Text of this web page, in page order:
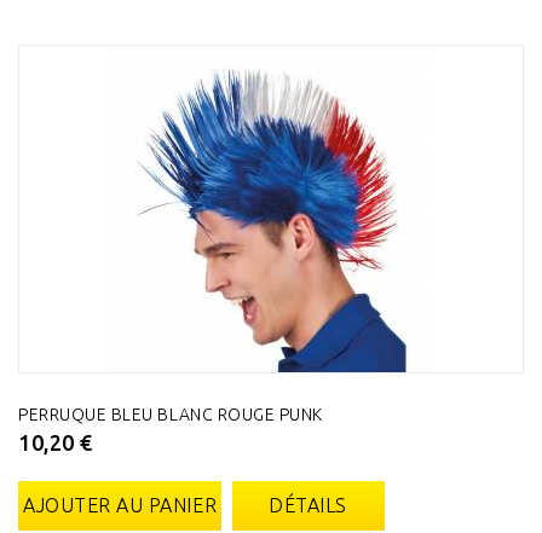
PERRUQUE BLEU BLANC ROUGE PUNK
10,20 €
AJOUTER AU PANIER DÉTAILS